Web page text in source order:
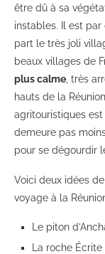
être dû à sa
instables. Il est
part le très joli
beaux villages de
plus calme , très
hauts de la
agritouristiques est
demeure pas
pour se dégourdir
Voici deux idées
voyage à la
Le piton
La roche Écrite